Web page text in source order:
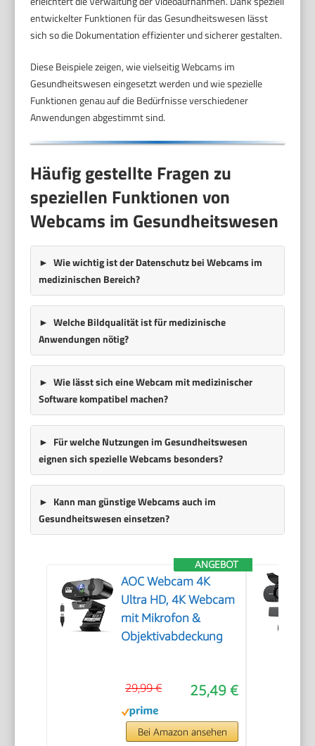
entwickelter Funktionen für das Gesundheitswesen lässt
sich so die Dokumentation effizienter und sicherer gestalten.
Diese Beispiele zeigen, wie vielseitig Webcams im
Gesundheitswesen eingesetzt werden und wie spezielle
Funktionen genau auf die Bedürfnisse verschiedener
Anwendungen abgestimmt sind.
Häufig gestellte Fragen zu
speziellen Funktionen von
Webcams im Gesundheitswesen
Wie wichtig ist der Datenschutz bei Webcams im
medizinischen Bereich?
Welche Bildqualität ist für medizinische
Anwendungen nötig?
Wie lässt sich eine Webcam mit medizinischer
Software kompatibel machen?
Für welche Nutzungen im Gesundheitswesen
eignen sich spezielle Webcams besonders?
Kann man günstige Webcams auch im
Gesundheitswesen einsetzen?
ANGEBOT
AOC Webcam 4K
Ultra HD, 4K Webcam
mit Mikrofon &
Objektivabdeckung
25,49 €
29,99 €
Bei Amazon ansehen